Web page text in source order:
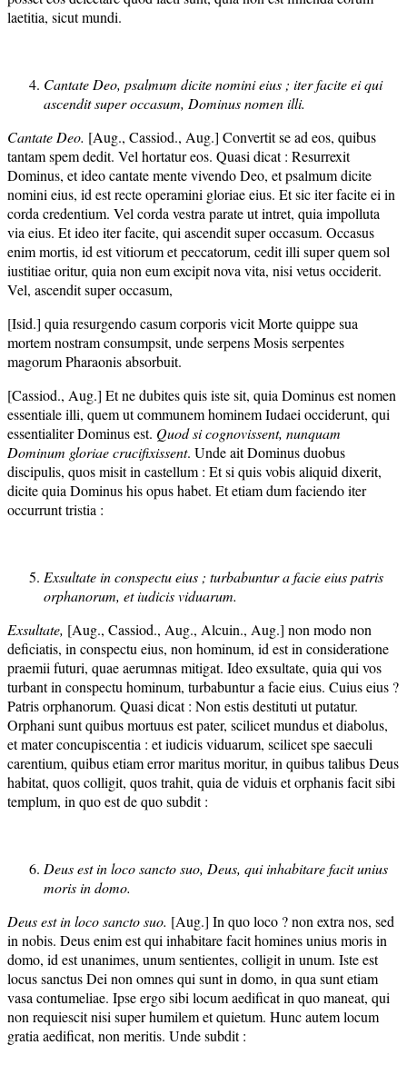
laetitia, sicut mundi.
Cantate Deo, psalmum dicite nomini eius ; iter facite ei qui
ascendit super occasum, Dominus nomen illi.
Cantate Deo. [Aug., Cassiod., Aug.] Convertit se ad eos, quibus
tantam spem dedit. Vel hortatur eos. Quasi dicat : Resurrexit
Dominus, et ideo cantate mente vivendo Deo, et psalmum dicite
nomini eius, id est recte operamini gloriae eius. Et sic iter facite ei in
corda credentium. Vel corda vestra parate ut intret, quia impolluta
via eius. Et ideo iter facite, qui ascendit super occasum. Occasus
enim mortis, id est vitiorum et peccatorum, cedit illi super quem sol
iustitiae oritur, quia non eum excipit nova vita, nisi vetus occiderit.
Vel, ascendit super occasum,
[Isid.] quia resurgendo casum corporis vicit Morte quippe sua
mortem nostram consumpsit, unde serpens Mosis serpentes
magorum Pharaonis absorbuit.
[Cassiod., Aug.] Et ne dubites quis iste sit, quia Dominus est nomen
essentiale illi, quem ut communem hominem Iudaei occiderunt, qui
essentialiter Dominus est. Quod si cognovissent, nunquam
Dominum gloriae crucifixissent. Unde ait Dominus duobus
discipulis, quos misit in castellum : Et si quis vobis aliquid dixerit,
dicite quia Dominus his opus habet. Et etiam dum faciendo iter
occurrunt tristia :
Exsultate in conspectu eius ; turbabuntur a facie eius patris
orphanorum, et iudicis viduarum.
Exsultate, [Aug., Cassiod., Aug., Alcuin., Aug.] non modo non
deficiatis, in conspectu eius, non hominum, id est in consideratione
praemii futuri, quae aerumnas mitigat. Ideo exsultate, quia qui vos
turbant in conspectu hominum, turbabuntur a facie eius. Cuius eius ?
Patris orphanorum. Quasi dicat : Non estis destituti ut putatur.
Orphani sunt quibus mortuus est pater, scilicet mundus et diabolus,
et mater concupiscentia : et iudicis viduarum, scilicet spe saeculi
carentium, quibus etiam error maritus moritur, in quibus talibus Deus
habitat, quos colligit, quos trahit, quia de viduis et orphanis facit sibi
templum, in quo est de quo subdit :
Deus est in loco sancto suo, Deus, qui inhabitare facit unius
moris in domo.
Deus est in loco sancto suo. [Aug.] In quo loco ? non extra nos, sed
in nobis. Deus enim est qui inhabitare facit homines unius moris in
domo, id est unanimes, unum sentientes, colligit in unum. Iste est
locus sanctus Dei non omnes qui sunt in domo, in qua sunt etiam
vasa contumeliae. Ipse ergo sibi locum aedificat in quo maneat, qui
non requiescit nisi super humilem et quietum. Hunc autem locum
gratia aedificat, non meritis. Unde subdit :